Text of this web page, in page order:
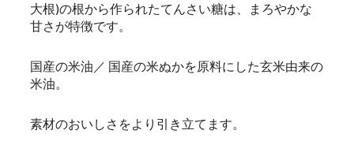
大根)の根から作られたてんさい糖は、まろやかな
甘さが特徴です。
国産の米油／ 国産の米ぬかを原料にした玄米由来の
米油。
素材のおいしさをより引き立てます。